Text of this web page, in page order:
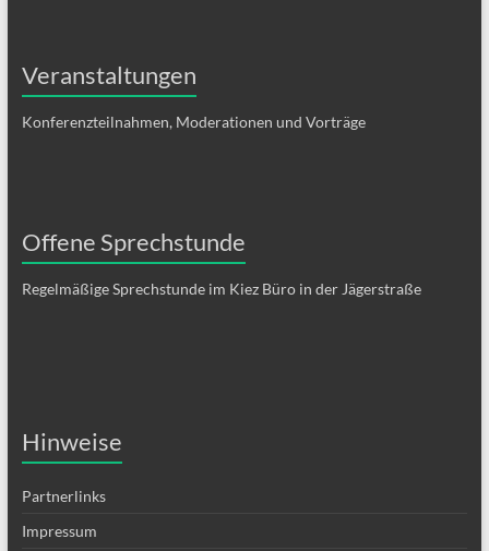
Veranstaltungen
Konferenzteilnahmen, Moderationen und Vorträge
Offene Sprechstunde
Regelmäßige Sprechstunde im Kiez Büro in der Jägerstraße
Hinweise
Partnerlinks
Impressum